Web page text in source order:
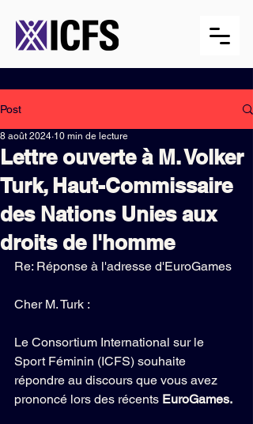
Post
Lettre ouverte à M. Volker
Turk, Haut-Commissaire
des Nations Unies aux
droits de l'homme
8 août 2024 10 min de lecture
Re: Réponse à l'adresse d'EuroGames
Cher M. Turk :
Le Consortium International sur le
Sport Féminin (ICFS) souhaite
répondre au discours que vous avez
prononcé lors des récents EuroGames.